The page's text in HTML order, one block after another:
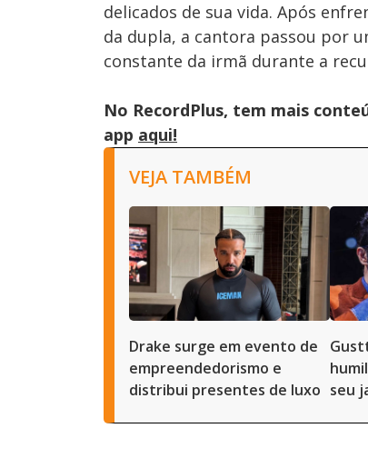
delicados de sua vida. Após
da dupla, a cantora passou por
constante da irmã durante a
No RecordPlus, tem mais
app aqui!
VEJA TAMBÉM
Drake surge em evento de
empreendedorismo e
distribui presentes de luxo seu